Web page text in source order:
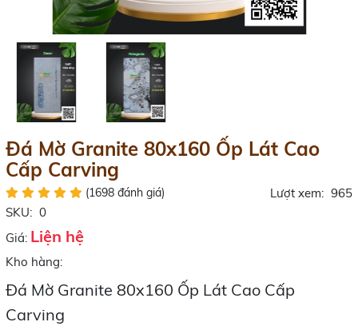
Đá Mờ Granite 80x160 Ốp Lát Cao
Cấp Carving
(1698 đánh giá) Lượt xem: 965
SKU: 0
Giá: Liện hệ
Kho hàng:
Đá Mờ Granite 80x160 Ốp Lát Cao Cấp
Carving